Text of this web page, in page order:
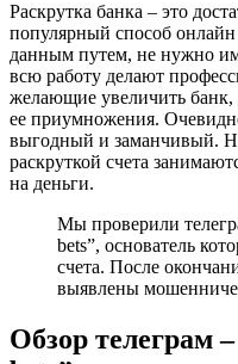
Раскрутка банка – это
популярный способ онлайн
данным путем, не нужно
всю работу делают
желающие увеличить
ее приумножения.
выгодный и заманчивый.
раскруткой счета
на деньги.
Мы проверили
bets”, основатель
счета. После
выявлены
Обзор телеграм